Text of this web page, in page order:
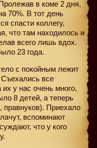
в коме 2 дня,
70%. В тот день
спасти коллегу,
что там находилось и
всего лишь вдох.
23 года.
с покойным лежит
все
у нас очень много,
8 детей, а теперь
правнуков). Приехало
вспоминают
что у кого